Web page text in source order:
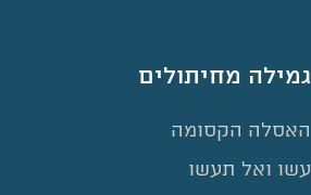
גמילה מחיתולים
האסלה הקסומה
עשו ואל תעשו